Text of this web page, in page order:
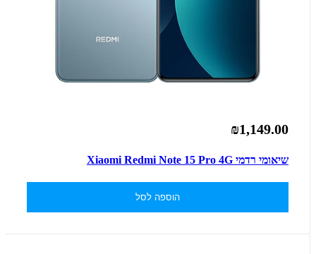
₪1,149.00
שיאומי רדמי Xiaomi Redmi Note 15 Pro 4G
הוספה לסל